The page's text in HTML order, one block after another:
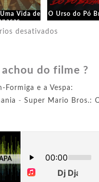
Vida de
O Urso do Pó
desativados
do
do filme ?
Formiga e a Vespa:
- Super Mario Bros.: